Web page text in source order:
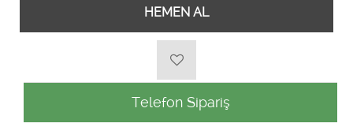
HEMEN AL
Telefon Sipariş